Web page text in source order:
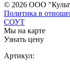
© 2026 ООО
Политика в
СОУТ
Мы на карте
Узнать цену
Артикул: